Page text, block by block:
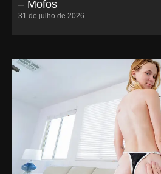
– Mofos
31 de julho de 2026